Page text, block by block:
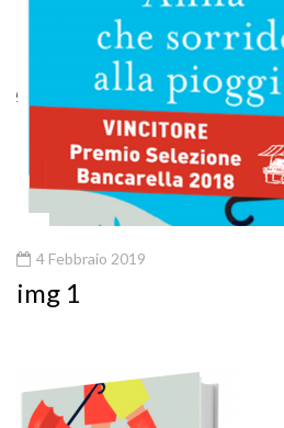
4 Febbraio 2019
img 1